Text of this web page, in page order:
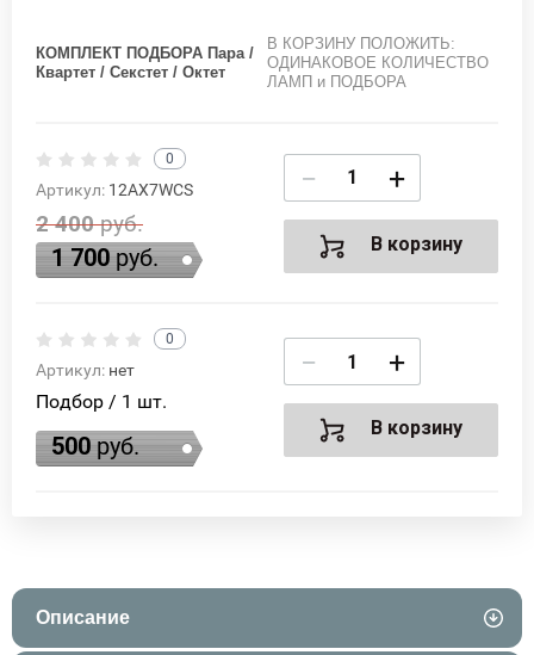
КОМПЛЕКТ ПОДБОРА Пара /
Квартет / Секстет / Октет
В КОРЗИНУ ПОЛОЖИТЬ:
ОДИНАКОВОЕ КОЛИЧЕСТВО
ЛАМП и ПОДБОРА
0
Артикул: 12AX7WCS
2 400руб.
1 700руб.
− +
В корзину
0
Артикул: нет
Подбор / 1 шт.
500руб.
− +
В корзину
Описание